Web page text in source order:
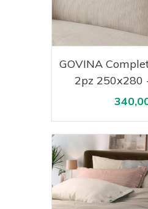
Acquista
GOVINA
2pz 250x280